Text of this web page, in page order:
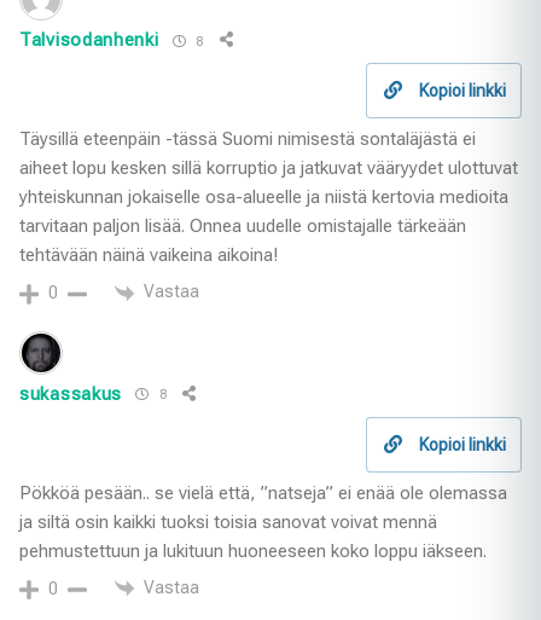
Talvisodanhenki 8
Kopioi linkki
Täysillä eteenpäin -tässä Suomi nimisestä sontaläjästä ei
aiheet lopu kesken sillä korruptio ja jatkuvat vääryydet ulottuvat
yhteiskunnan jokaiselle osa-alueelle ja niistä kertovia medioita
tarvitaan paljon lisää. Onnea uudelle omistajalle tärkeään
tehtävään näinä vaikeina aikoina!
0 Vastaa
sukassakus 8
Kopioi linkki
Pökköä pesään.. se vielä että, ”natseja” ei enää ole olemassa
ja siltä osin kaikki tuoksi toisia sanovat voivat mennä
pehmustettuun ja lukituun huoneeseen koko loppu iäkseen.
0 Vastaa